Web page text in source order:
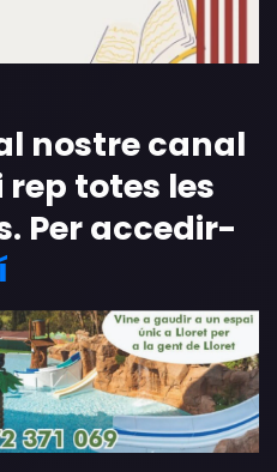
nostre canal
totes les
Per accedir-